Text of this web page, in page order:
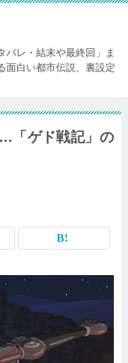
バレ・結末や最終回」ま
面白い都市伝説、裏設定
「ゲド戦記」の